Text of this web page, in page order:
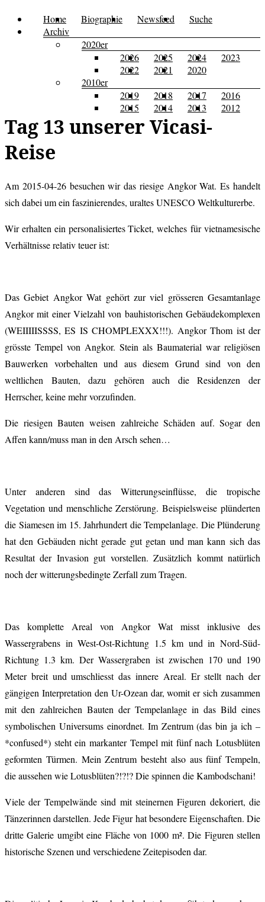
Zum
Inhalt
Kusi's
Tagebuch
Carpe
Menü Home Biographie Newsfeed
Suche
Archiv
2020er
2026
2025 2024
2023
2022
2021
2020
2010er
2019
2018 2017
2016
2015
2014 2013 2012
Tag 13 unserer Vicasi-
Reise
Am 2015-04-26 besuchen wir das riesige Angkor Wat. Es handelt
sich dabei um ein faszinierendes, uraltes UNESCO Weltkulturerbe.
Wir erhalten ein personalisiertes Ticket, welches für vietnamesische
Verhältnisse relativ teuer ist:
Das Gebiet Angkor Wat gehört zur viel grösseren Gesamtanlage
Angkor mit einer Vielzahl von bauhistorischen Gebäudekomplexen
(WEIIIIISSSS, ES IS CHOMPLEXXX!!!). Angkor Thom ist der
grösste Tempel von Angkor. Stein als Baumaterial war religiösen
Bauwerken vorbehalten und aus diesem Grund sind von den
weltlichen Bauten, dazu gehören auch die Residenzen der
Herrscher, keine mehr vorzufinden.
Die riesigen Bauten weisen zahlreiche Schäden auf. Sogar den
Affen kann/muss man in den Arsch sehen…
Unter anderen sind das Witterungseinflüsse, die tropische
Vegetation und menschliche Zerstörung. Beispielsweise plünderten
die Siamesen im 15. Jahrhundert die Tempelanlage. Die Plünderung
hat den Gebäuden nicht gerade gut getan und man kann sich das
Resultat der Invasion gut vorstellen. Zusätzlich kommt natürlich
noch der witterungsbedingte Zerfall zum Tragen.
Das komplette Areal von Angkor Wat misst inklusive des
Wassergrabens in West-Ost-Richtung 1.5 km und in Nord-Süd-
Richtung 1.3 km. Der Wassergraben ist zwischen 170 und 190
Meter breit und umschliesst das innere Areal. Er stellt nach der
gängigen Interpretation den Ur-Ozean dar, womit er sich zusammen
mit den zahlreichen Bauten der Tempelanlage in das Bild eines
symbolischen Universums einordnet. Im Zentrum (das bin ja ich –
*confused*) steht ein markanter Tempel mit fünf nach Lotusblüten
geformten Türmen. Mein Zentrum besteht also aus fünf Tempeln,
die aussehen wie Lotusblüten?!?!? Die spinnen die Kambodschani!
Viele der Tempelwände sind mit steinernen Figuren dekoriert, die
Tänzerinnen darstellen. Jede Figur hat besondere Eigenschaften. Die
dritte Galerie umgibt eine Fläche von 1000 m². Die Figuren stellen
historische Szenen und verschiedene Zeitepisoden dar.